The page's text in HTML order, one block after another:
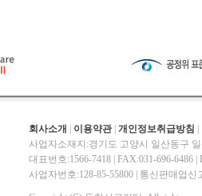
회사소개 이용약관| 개인정보취급방침
사업자소재지:경기도 고양시 일산동구
대표번호:1566-7418 | FAX:031-696-6486 |
사업자번호:128-85-55800 | 통신판매업